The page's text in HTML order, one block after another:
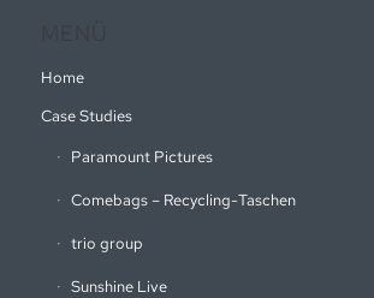
MENÜ
Home
Case Studies
Paramount Pictures
Comebags – Recycling-Taschen
trio group
Sunshine Live